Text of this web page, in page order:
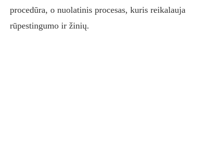
procedūra, o nuolatinis procesas, kuris reikalauja
rūpestingumo ir žinių.